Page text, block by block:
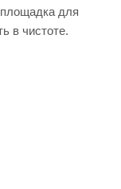
для
в чистоте.